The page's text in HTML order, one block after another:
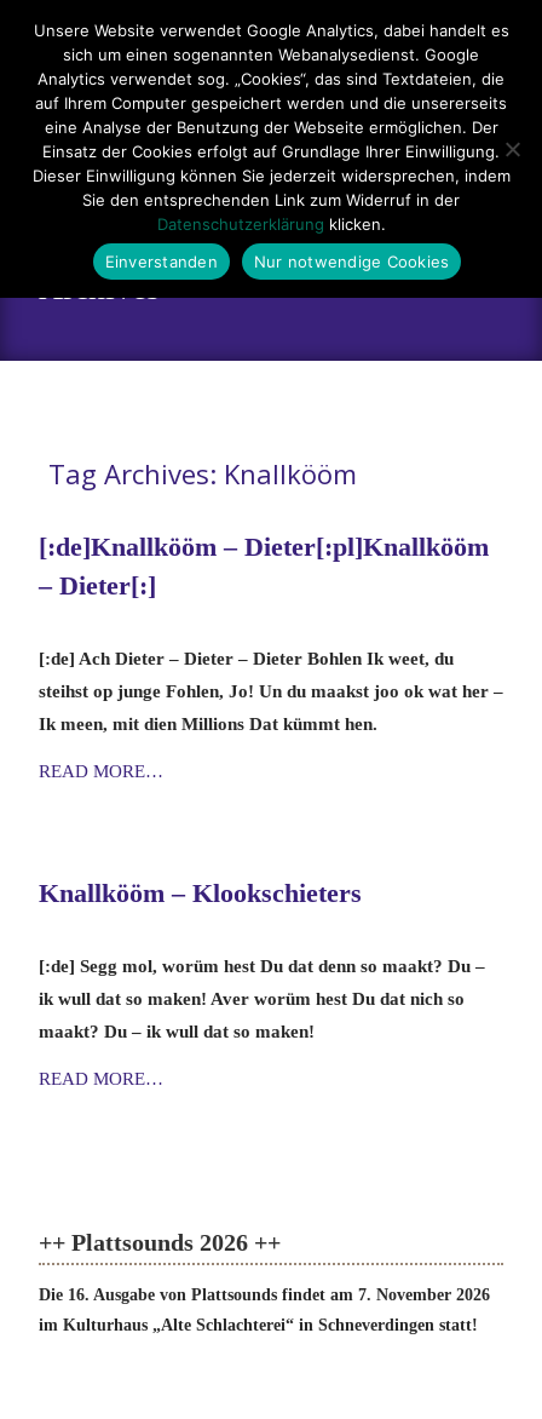
Impressum Datenschutzerklärung
Teilnahmebedingungen
Sitemap
Kontakt
Archives
Tag Archives: Knallkööm
[:de]Knallkööm – Dieter[:pl]Knallkööm
– Dieter[:]
[:de] Ach Dieter – Dieter – Dieter Bohlen Ik weet, du
steihst op junge Fohlen, Jo! Un du maakst joo ok wat her –
Ik meen, mit dien Millions Dat kümmt hen.
READ MORE…
Knallkööm – Klookschieters
[:de] Segg mol, worüm hest Du dat denn so maakt? Du –
ik wull dat so maken! Aver worüm hest Du dat nich so
maakt? Du – ik wull dat so maken!
READ MORE…
++ Plattsounds 2026 ++
Die 16. Ausgabe von Plattsounds findet am 7. November 2026
im Kulturhaus „Alte Schlachterei“ in Schneverdingen statt!
Hauptmenü
Unsere Website verwendet Google Analytics, dabei handelt es
sich um einen sogenannten Webanalysedienst. Google
Analytics verwendet sog. „Cookies“, das sind Textdateien, die
auf Ihrem Computer gespeichert werden und die unsererseits
eine Analyse der Benutzung der Webseite ermöglichen. Der
Einsatz der Cookies erfolgt auf Grundlage Ihrer Einwilligung.
Dieser Einwilligung können Sie jederzeit widersprechen, indem
Sie den entsprechenden Link zum Widerruf in der
Datenschutzerklärung klicken.
Einverstanden
Nur notwendige Cookies